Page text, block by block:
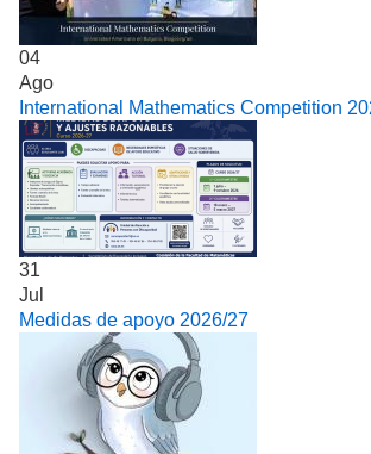
04
Ago
International Mathematics Competition
31
Jul
Medidas de apoyo 2026/27